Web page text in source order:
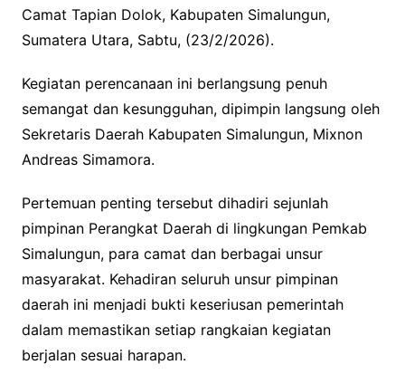
Camat Tapian Dolok, Kabupaten Simalungun,
Sumatera Utara, Sabtu, (23/2/2026).
Kegiatan perencanaan ini berlangsung penuh
semangat dan kesungguhan, dipimpin langsung oleh
Sekretaris Daerah Kabupaten Simalungun, Mixnon
Andreas Simamora.
Pertemuan penting tersebut dihadiri sejunlah
pimpinan Perangkat Daerah di lingkungan Pemkab
Simalungun, para camat dan berbagai unsur
masyarakat. Kehadiran seluruh unsur pimpinan
daerah ini menjadi bukti keseriusan pemerintah
dalam memastikan setiap rangkaian kegiatan
berjalan sesuai harapan.